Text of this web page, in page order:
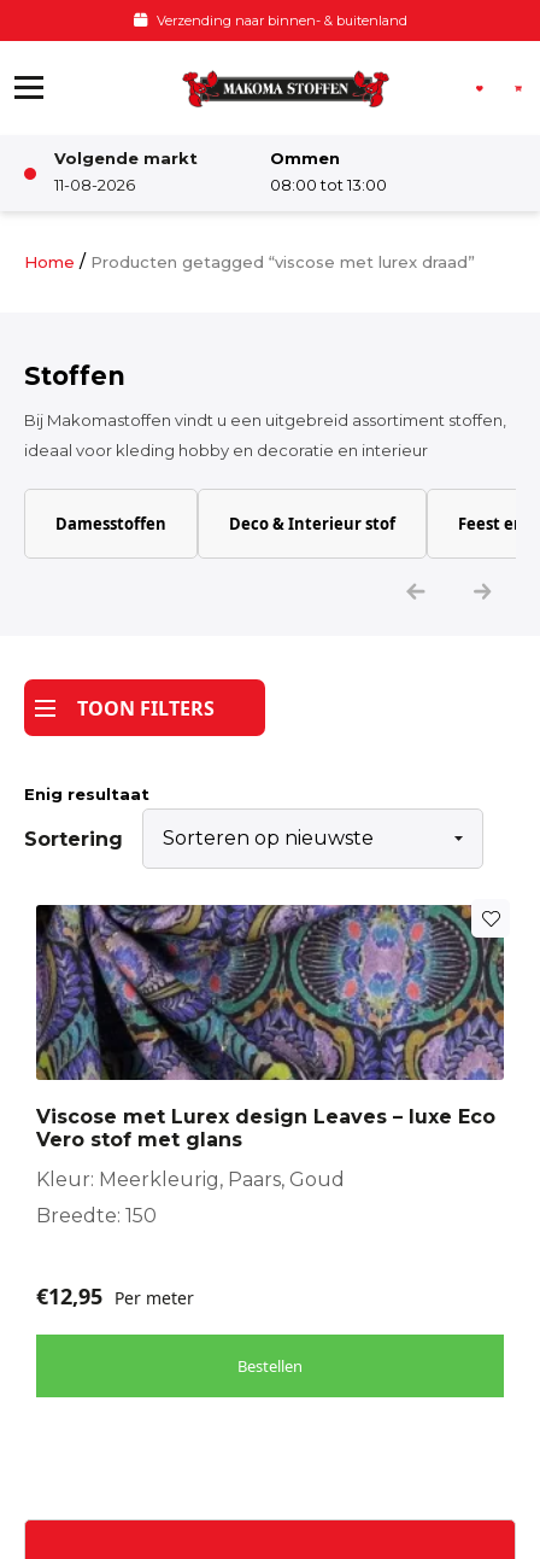
Verzending naar binnen- & buitenland
Volgende markt
11-08-2026
Ommen
08:00 tot 13:00
Damesstoffen
Katoen
Tijdpakker stof
Home / Producten getagged “viscose met lurex draad”
Stoffen
Bij Makomastoffen vindt u een uitgebreid assortiment stoffen,
ideaal voor kleding hobby en decoratie en interieur
Damesstoffen Deco & Interieur stof Feest en
TOON FILTERS
Enig resultaat
Sortering
Viscose met Lurex design Leaves – luxe Eco
Vero stof met glans
Kleur: Meerkleurig, Paars, Goud
Breedte: 150
€12,95 Per meter
Bestellen